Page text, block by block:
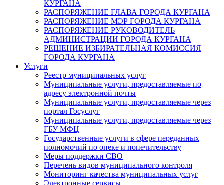
КУРГАНА
РАСПОРЯЖЕНИЕ ГЛАВА ГОРОДА КУРГАНА
РАСПОРЯЖЕНИЕ МЭР ГОРОДА КУРГАНА
РАСПОРЯЖЕНИЕ РУКОВОДИТЕЛЬ
АДМИНИСТРАЦИИ ГОРОДА КУРГАНА
РЕШЕНИЕ ИЗБИРАТЕЛЬНАЯ КОМИССИЯ
ГОРОДА КУРГАНА
Услуги
Реестр муниципальных услуг
Муниципальные услуги, предоставляемые по
адресу электронной почты
Муниципальные услуги, предоставляемые через
портал Госуслуг
Муниципальные услуги, предоставляемые через
ГБУ МФЦ
Государственные услуги в сфере переданных
полномочий по опеке и попечительству
Меры поддержки СВО
Перечень видов муниципального контроля
Мониторинг качества муниципальных услуг
Электронные сервисы